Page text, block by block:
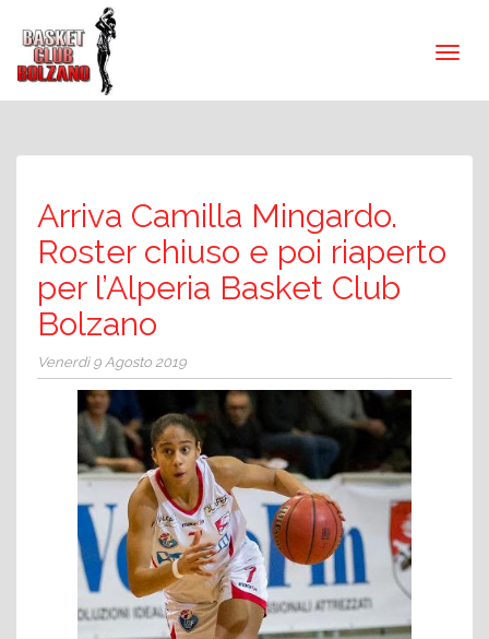
Arriva Camilla Mingardo.
Roster chiuso e poi riaperto
per l’Alperia Basket Club
Bolzano
Venerdì 9 Agosto 2019